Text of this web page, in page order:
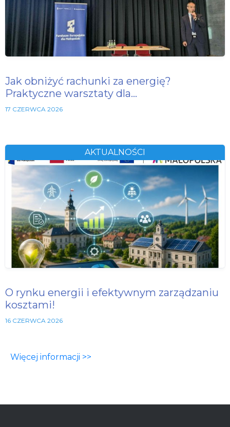
Jak obniżyć rachunki za energię?
Praktyczne warsztaty dla…
17 CZERWCA 2026
AKTUALNOŚCI
O rynku energii i efektywnym zarządzaniu
kosztami!
16 CZERWCA 2026
Więcej informacji >>